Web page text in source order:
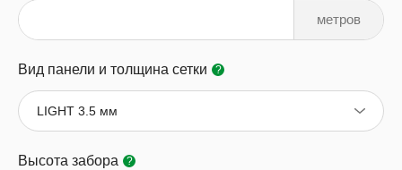
метров
Вид панели и толщина сетки ?
LIGHT 3.5 мм
Высота забора ?